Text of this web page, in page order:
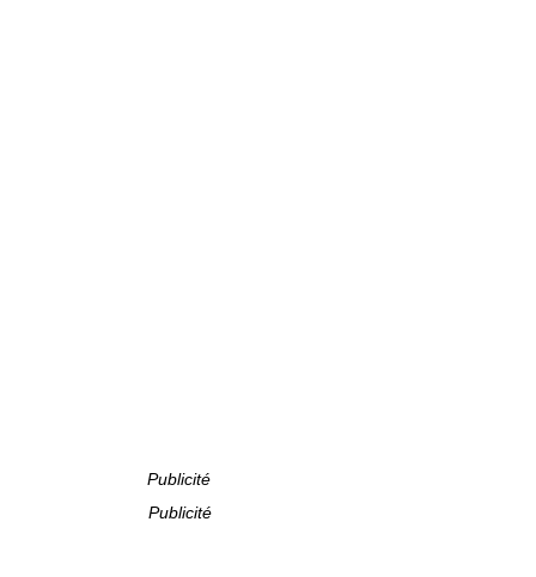
Publicité
Publicité